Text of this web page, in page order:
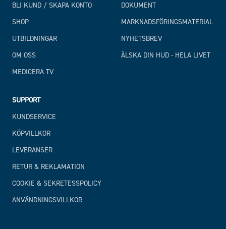
BLI KUND / SKAPA KONTO
SHOP
UTBILDNINGAR
OM OSS
MEDICERA TV
DOKUMENT
MARKNADSFÖRINGSMATERIAL
NYHETSBREV
ÄLSKA DIN HUD - HELA LIVET
SUPPORT
KUNDSERVICE
KÖPVILLKOR
LEVERANSER
RETUR & REKLAMATION
COOKIE & SEKRETESSPOLICY
ANVÄNDNINGSVILLKOR